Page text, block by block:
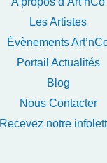
Les Artistes
Évènements
Portail Actualités
Blog
Nous Contacter
Recevez notre